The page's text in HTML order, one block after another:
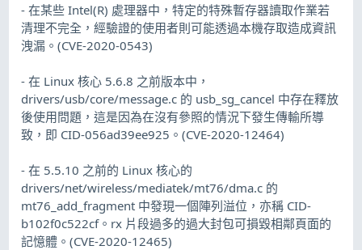
- 在某些 Intel(R) 處理器中，特定的特殊暫存器讀取作業若
清理不完全，經驗證的使用者則可能透過本機存取造成資訊
洩漏。(CVE-2020-0543)
- 在 Linux 核心 5.6.8 之前版本中，
drivers/usb/core/message.c 的 usb_sg_cancel 中存在釋放
後使用問題，這是因為在沒有參照的情況下發生傳輸所導
致，即 CID-056ad39ee925。(CVE-2020-12464)
- 在 5.5.10 之前的 Linux 核心的
drivers/net/wireless/mediatek/mt76/dma.c 的
mt76_add_fragment 中發現一個陣列溢位，亦稱 CID-
b102f0c522cf。rx 片段過多的過大封包可損毀相鄰頁面的
記憶體。(CVE-2020-12465)